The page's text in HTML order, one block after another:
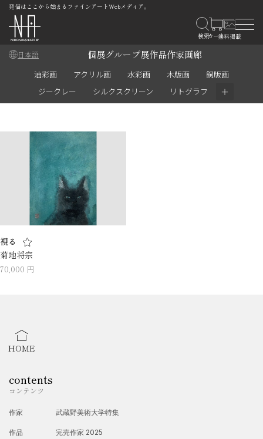
発信はここから始まるファインアートWebメディア。
日本語 個展グループ展作品作家画廊
油彩画 アクリル画 水彩画 木版画
銅版画
ジークレー
シルクスクリーン リトグラフ ＋
視る
菊地将宗
70,000 円
HOME
contents
コンテンツ
作家
作品
武蔵野美術大学特集
完売作家 2025